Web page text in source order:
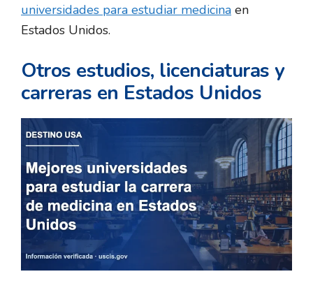
universidades para estudiar medicina en
Estados Unidos.
Otros estudios, licenciaturas y
carreras en Estados Unidos